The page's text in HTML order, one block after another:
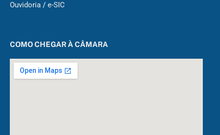
Ouvidoria / e-SIC
COMO CHEGAR À CÂMARA